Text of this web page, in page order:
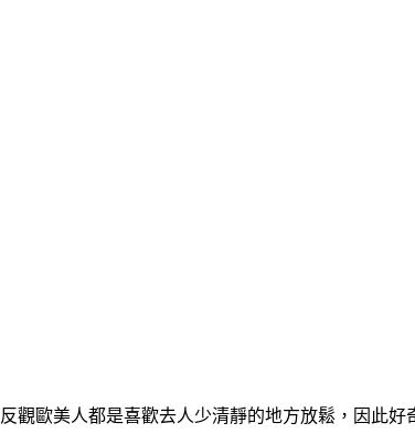
歐美人都是喜歡去人少清靜的地方放鬆，因此好